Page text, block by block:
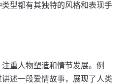
型都有其独特的风格和表现手
重人物塑造和情节发展。例
述一段爱情故事，展现了人类